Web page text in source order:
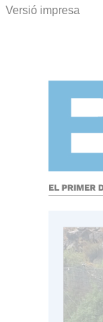
Versió impresa